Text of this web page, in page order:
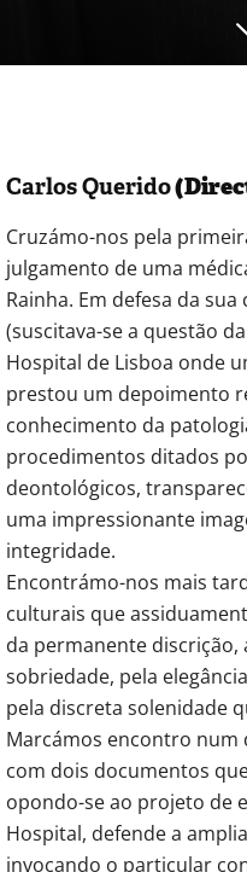
Carlos Querido
Cruzámo-nos pela
julgamento de uma
Rainha. Em defesa da
(suscitava-se a questão
Hospital de Lisboa onde
prestou um depoimento
conhecimento da
procedimentos ditados
deontológicos,
uma impressionante
integridade.
Encontrámo-nos mais
culturais que
da permanente discrição,
sobriedade, pela
pela discreta solenidade
Marcámos encontro num
com dois documentos
opondo-se ao projeto de
Hospital, defende a
invocando o particular